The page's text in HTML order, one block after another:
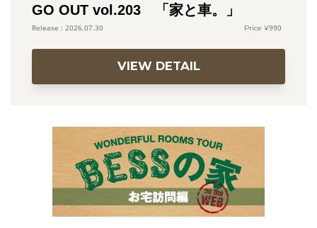
GO OUT vol.203 「家と車。」
2026.07.30 990
VIEW DETAIL